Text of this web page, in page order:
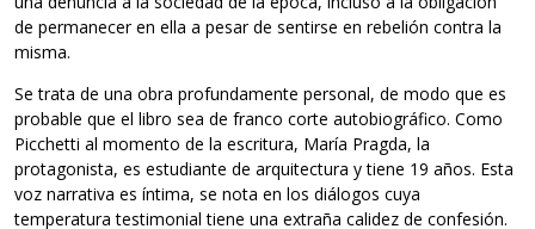
de permanecer en ella a pesar de sentirse en rebelión contra la
misma.
Se trata de una obra profundamente personal, de modo que es
probable que el libro sea de franco corte autobiográfico. Como
Picchetti al momento de la escritura, María Pragda, la
protagonista, es estudiante de arquitectura y tiene 19 años. Esta
voz narrativa es íntima, se nota en los diálogos cuya
temperatura testimonial tiene una extraña calidez de confesión.